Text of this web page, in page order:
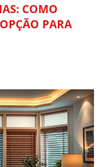
COMO
PARA